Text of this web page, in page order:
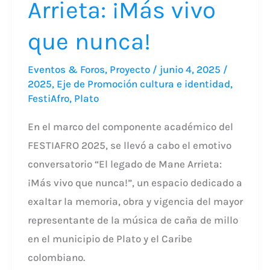
Arrieta: ¡Más vivo
que nunca!
Eventos & Foros, Proyecto/ junio 4, 2025 /
2025, Eje de Promoción cultura e identidad,
FestiAfro, Plato
En el marco del componente académico del
FESTIAFRO 2025, se llevó a cabo el emotivo
conversatorio “El legado de Mane Arrieta:
¡Más vivo que nunca!”, un espacio dedicado a
exaltar la memoria, obra y vigencia del mayor
representante de la música de caña de millo
en el municipio de Plato y el Caribe
colombiano.